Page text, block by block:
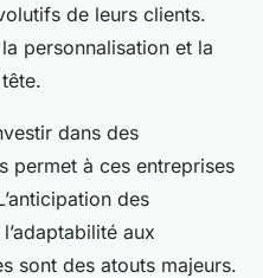
de leurs clients.
personnalisation et la
dans des
permet à ces entreprises
des
aux
sont des atouts majeurs.